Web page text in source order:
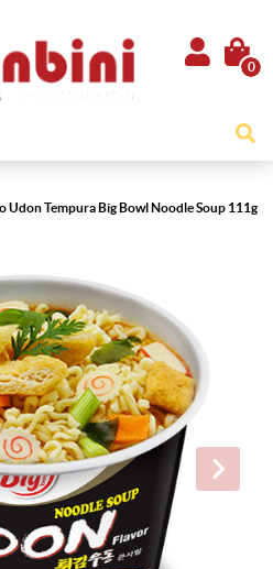
0
Udon Tempura Big Bowl Noodle Soup 111g